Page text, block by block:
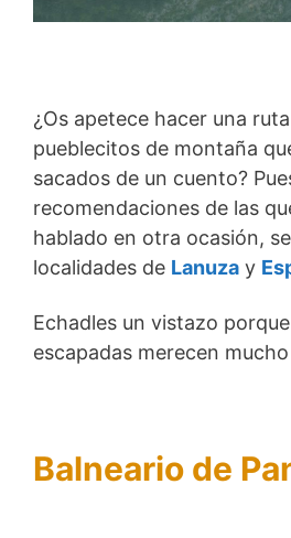
¿Os apetece hacer una
pueblecitos de montaña
sacados de un cuento?
recomendaciones de las
hablado en otra ocasión,
localidades de Lanuza y
Echadles un vistazo
escapadas merecen
Balneario de